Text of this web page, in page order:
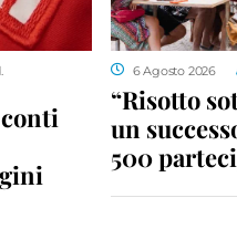
6 Agosto 2026
“Risotto
un
500